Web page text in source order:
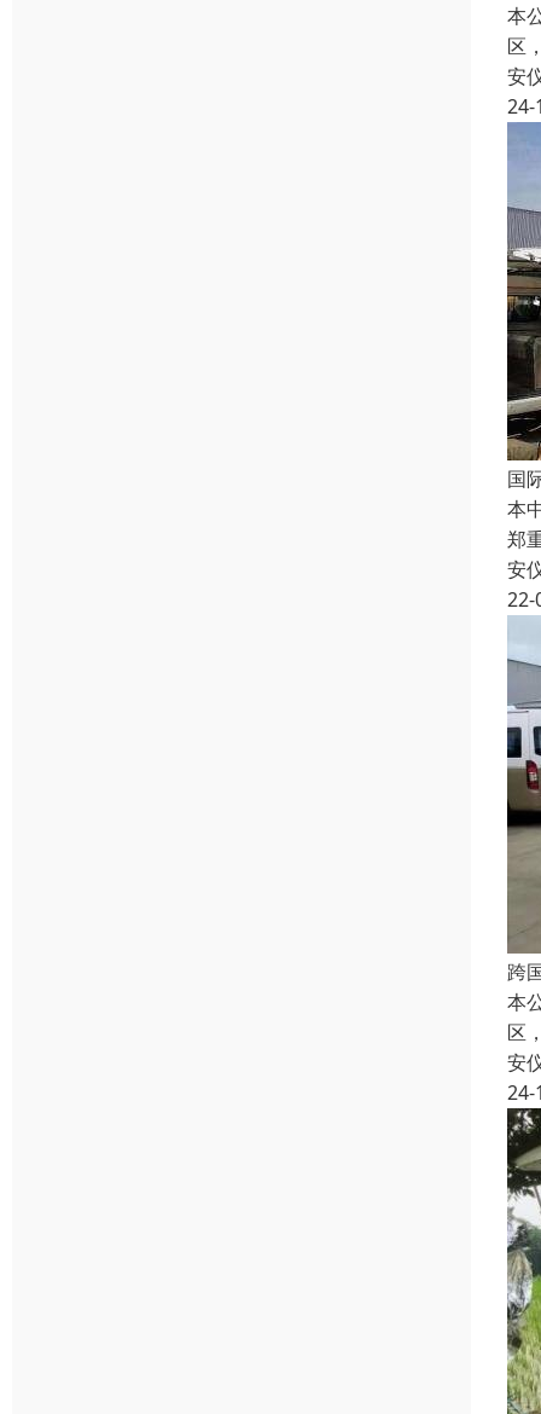
本
区
安
24-
国
本
郑
安
22-
跨
本
区
安
24-